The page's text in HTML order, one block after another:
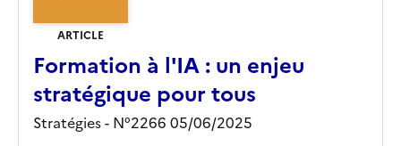
ARTICLE
Formation à l'IA : un enjeu
stratégique pour tous
Stratégies - N°2266 05/06/2025